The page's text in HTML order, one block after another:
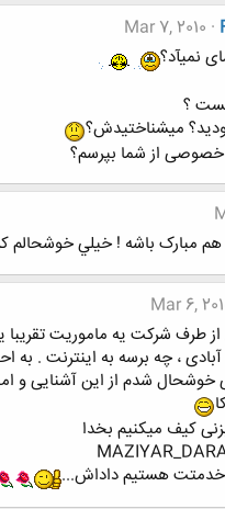
Mar 7, 2010
نمیآد؟
؟
میشناختیدش؟
از شما بپرسم؟
هم مبارک باشه ! خيلي خوشحالم
Mar 6,
از طرف شرکت یه ماموریت
، چه برسه به اینترنت . به
شدم از این آشنایی و
کیف میکنیم بخدا
خدمتت هستیم داداش...